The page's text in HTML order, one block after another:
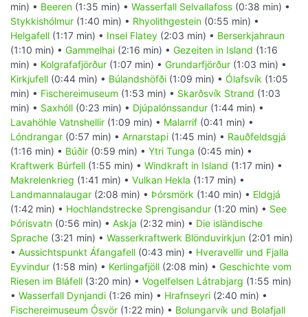
min) • Beeren (1:35 min) • Wasserfall Selvallafoss (0:38 min) •
Stykkishólmur (1:40 min) • Rhyolithgestein (0:55 min) •
Helgafell (1:17 min) • Insel Flatey (2:03 min) • Berserkjahraun
(1:10 min) • Gammelhai (2:16 min) • Gezeiten in Island (1:16
min) • Kolgrafafjörður (1:07 min) • Grundarfjörður (1:03 min) •
Kirkjufell (0:44 min) • Búlandshöfði (1:09 min) • Ólafsvík (1:05
min) • Fischereimuseum (1:53 min) • Skarðsvík Strand (1:03
min) • Saxhóll (0:23 min) • Djúpalónssandur (1:44 min) •
Lavahöhle Vatnshellir (1:09 min) • Malarrif (0:41 min) •
Lóndrangar (0:57 min) • Arnarstapi (1:45 min) • Rauðfeldsgjá
(1:16 min) • Búðir (0:59 min) • Ytri Tunga (0:45 min) •
Kraftwerk Búrfell (1:55 min) • Windkraft in Island (1:17 min) •
Makrelenkrieg (1:41 min) • Vulkan Hekla (1:17 min) •
Landmannalaugar (2:08 min) • Þórsmörk (1:40 min) • Eldgjá
(1:42 min) • Hochlandstrecke Sprengisandur (1:20 min) • See
Þórisvatn (0:56 min) • Askja (2:32 min) • Die isländische
Sprache (3:21 min) • Wasserkraftwerk Blönduvirkjun (2:01 min)
• Aussichtspunkt Áfangafell (0:43 min) • Hveravellir und Fjalla
Eyvindur (1:58 min) • Kerlingafjöll (2:08 min) • Geschichte vom
Riesen im Bláfell (3:20 min) • Vogelfelsen Látrabjarg (1:55 min)
• Wasserfall Dynjandi (1:26 min) • Hrafnseyri (2:40 min) •
Fischereimuseum Ósvör (1:22 min) • Bolungarvík und Bolafjall